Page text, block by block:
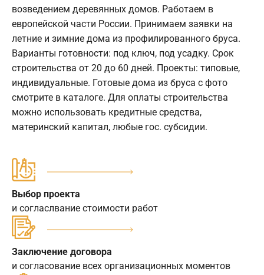
возведением деревянных домов. Работаем в
европейской части России. Принимаем заявки на
летние и зимние дома из профилированного бруса.
Варианты готовности: под ключ, под усадку. Срок
строительства от 20 до 60 дней. Проекты: типовые,
индивидуальные. Готовые дома из бруса с фото
смотрите в каталоге. Для оплаты строительства
можно использовать кредитные средства,
материнский капитал, любые гос. субсидии.
Выбор проекта
и согласлвание стоимости работ
Заключение договора
и согласование всех организационных моментов